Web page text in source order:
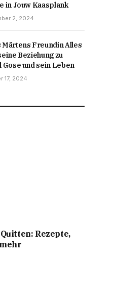
in Jouw Kaasplank
2, 2024
Märtens Freundin Alles
Beziehung zu
Gose und sein Leben
17, 2024
Rezepte,